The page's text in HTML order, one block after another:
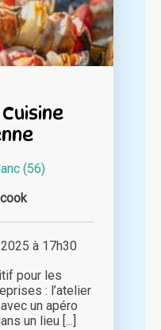
(56)
à 17h30
pour les
: l’atelier
un apéro
un lieu [...]